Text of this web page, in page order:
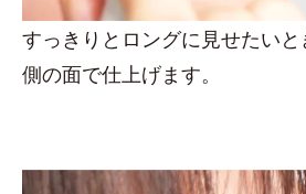
すっきりとロングに見せたい
側の面で仕上げます。